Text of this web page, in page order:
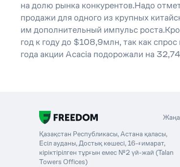
на долю рынка конкурентов.Надо
продажи для одного из крупных
им дополнительный импульс
год к году до $108,9млн, так как
года акции Acacia подорожали на
Қазақстан Республикасы, Астана қаласы,
Есіл ауданы, Достық көшесі, 16-ғимарат,
кіріктірілген тұрғын емес №2 үй-жай (Talan
Towers Offices)